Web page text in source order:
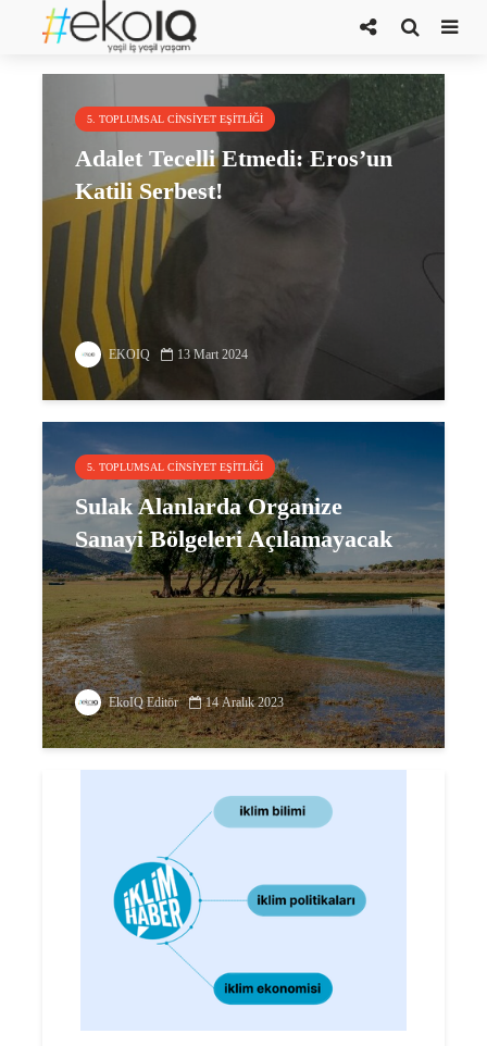
karar
5. TOPLUMSAL CINSIYET EŞITLIĞI
Adalet Tecelli Etmedi: Eros’un
Katili Serbest!
EKOIQ 13 Mart 2024
5. TOPLUMSAL CINSIYET EŞITLIĞI
Sulak Alanlarda Organize
Sanayi Bölgeleri Açılamayacak
EkoIQ Editör 14 Aralık 2023